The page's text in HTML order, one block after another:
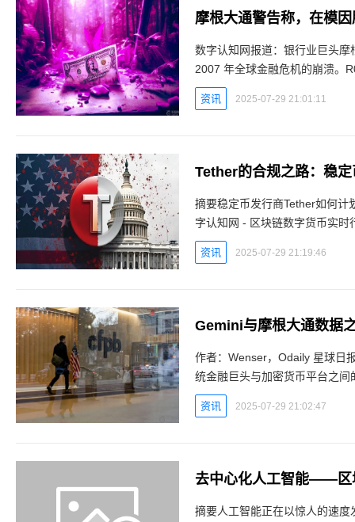
数字认知网报道：银行业巨头
2007 年全球金融危机的崩溃。
产管理公司绝对固定收益部门首
资讯 2025-07-29 21:01:11
Tether的合规之路：稳
摘要稳定币发行商Tether如何计划重返美国
字认知网 - 区块链数字货币实时行情平台 rRG数字认知网 - 区块链数
月18日，美国时间星期五，全球
资讯 2025-07-29 21:19:46
Gemini与摩根大通数据
作者：Wenser，Odaily 星球日报
统金融巨头与加密货币平台之
供银行数据服务为手段，对加密
资讯 2025-07-29 21:02:47
去中心化人工智能——区
摘要人工智能正在以惊人的速